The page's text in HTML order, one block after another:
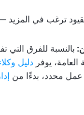
ترغب في المزيد —
بالنسبة للفرق
يوفر دليل
محدد، بدءًا من